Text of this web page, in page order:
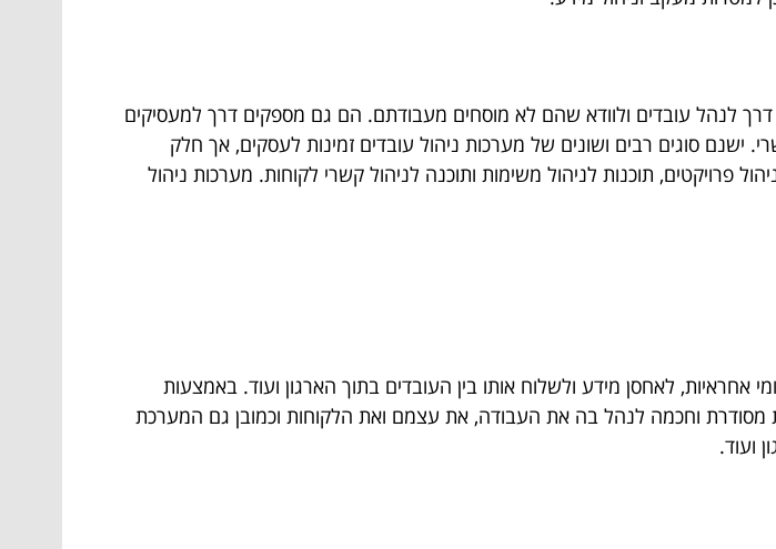
דרך לנהל עובדים ולוודא שהם לא מוסחים מעבודתם. הם גם מספקים דרך למעסיקים
ישנם סוגים רבים ושונים של מערכות ניהול עובדים זמינות לעסקים, אך חלק
פרויקטים, תוכנות לניהול משימות ותוכנה לניהול קשרי לקוחות. מערכות ניהול
לאחסן מידע ולשלוח אותו בין העובדים בתוך הארגון ועוד. באמצעות
מסודרת וחכמה לנהל בה את העבודה, את עצמם ואת הלקוחות וכמובן גם המערכת
ועוד.